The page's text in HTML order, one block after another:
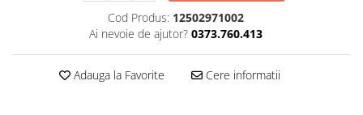
Cod Produs: 12502971002
Ai nevoie de ajutor? 0373.760.413
Adauga la Favorite Cere informatii